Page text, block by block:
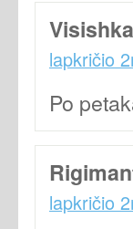
lapkričio
Po
lapkričio